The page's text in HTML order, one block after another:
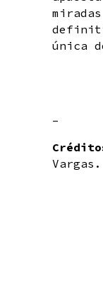
única
–
Vargas.